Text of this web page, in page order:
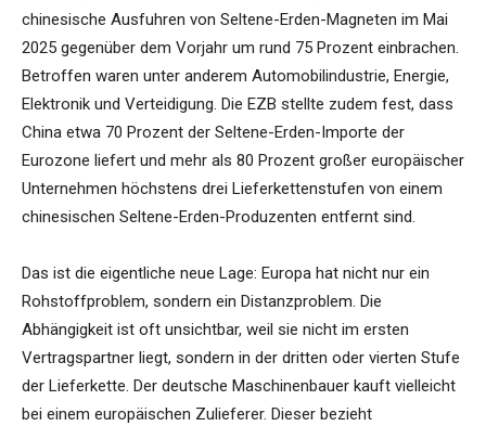
chinesische Ausfuhren von Seltene-Erden-Magneten im Mai
2025 gegenüber dem Vorjahr um rund 75 Prozent einbrachen.
Betroffen waren unter anderem Automobilindustrie, Energie,
Elektronik und Verteidigung. Die EZB stellte zudem fest, dass
China etwa 70 Prozent der Seltene-Erden-Importe der
Eurozone liefert und mehr als 80 Prozent großer europäischer
Unternehmen höchstens drei Lieferkettenstufen von einem
chinesischen Seltene-Erden-Produzenten entfernt sind.
Das ist die eigentliche neue Lage: Europa hat nicht nur ein
Rohstoffproblem, sondern ein Distanzproblem. Die
Abhängigkeit ist oft unsichtbar, weil sie nicht im ersten
Vertragspartner liegt, sondern in der dritten oder vierten Stufe
der Lieferkette. Der deutsche Maschinenbauer kauft vielleicht
bei einem europäischen Zulieferer. Dieser bezieht